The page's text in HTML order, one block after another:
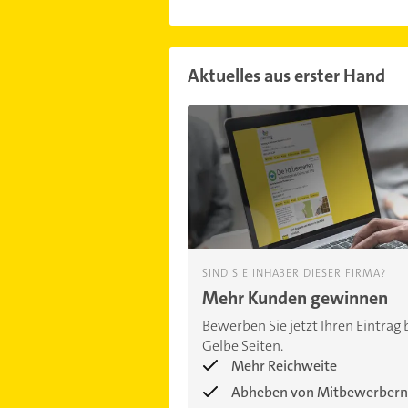
Aktuelles aus erster Hand
SIND SIE INHABER DIESER FIRMA?
Mehr Kunden gewinnen
Bewerben Sie jetzt Ihren Eintrag
Gelbe Seiten.
Mehr Reichweite
Abheben von Mitbewerbern